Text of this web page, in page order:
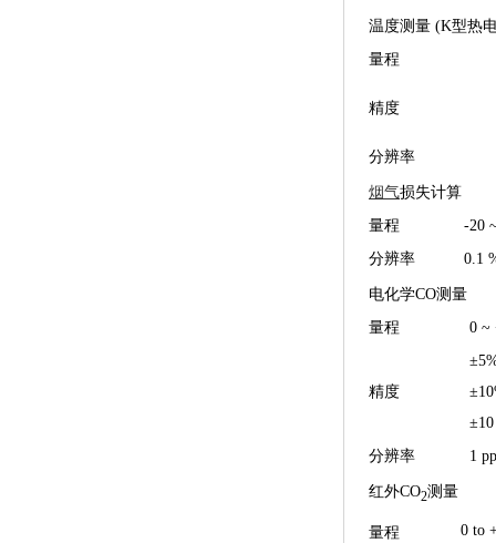
温度测量 (K型热
量程
精度
分辨率
烟气损失计算
量程
-20
分辨率
0.1
电化学CO测量
量程
0 ~
精度
分辨率
1
红外CO2测量
量程 0 to